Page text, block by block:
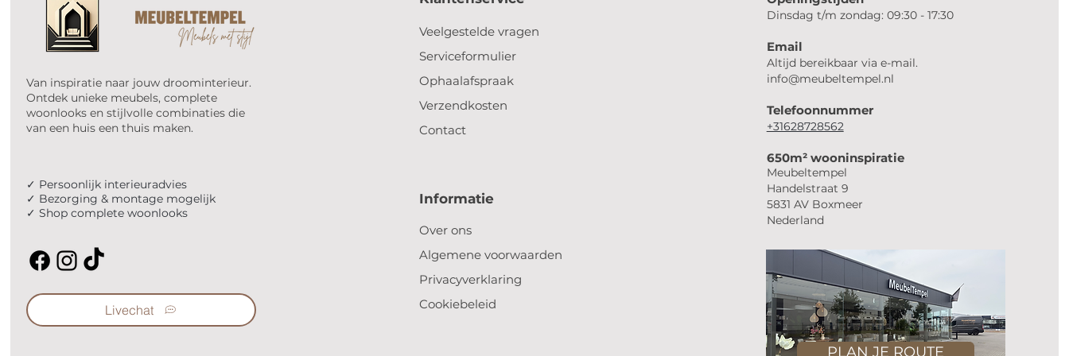
Van inspiratie naar jouw droominterieur.
Ontdek unieke meubels, complete
woonlooks en stijlvolle combinaties die
van een huis een thuis maken.
✓ Persoonlijk interieuradvies
✓ Bezorging & montage mogelijk
✓ Shop complete woonlooks
Livechat
Veelgestelde vragen
Serviceformulier
Ophaalafspraak
Verzendkosten
Contact
Informatie
Over ons
Algemene voorwaarden
Privacyverklaring
Cookiebeleid
Dinsdag t/m zondag: 09:30 - 17:30
Email
Altijd bereikbaar via e-mail.
info@meubeltempel.nl
Telefoonnummer
+31628728562
650m² wooninspiratie
Meubeltempel
Handelstraat 9
5831 AV Boxmeer
Nederland
PLAN JE ROUTE